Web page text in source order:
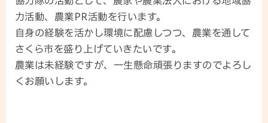
力活動、農業PR活動を行います。
自身の経験を活かし環境に配慮しつつ、農業を通して
さくら市を盛り上げていきたいです。
農業は未経験ですが、一生懸命頑張りますのでよろし
くお願いします。